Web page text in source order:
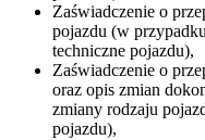
Zaświadczenie o
pojazdu (w
techniczne pojazdu),
Zaświadczenie o
oraz opis zmian
zmiany rodzaju
pojazdu),